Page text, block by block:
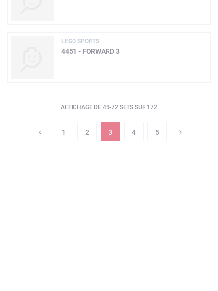
LEGO SPORTS
4451 - FORWARD 3
AFFICHAGE DE 49-72 SETS SUR 172
1 2 3 4 5